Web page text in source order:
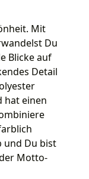
Mit
Du
Blicke auf
Detail
hat einen
und Du bist
Motto-